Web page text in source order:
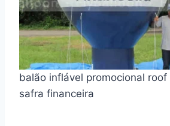
balão inflável promocional roof
safra financeira